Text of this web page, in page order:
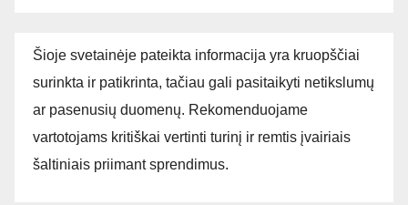
Šioje svetainėje pateikta informacija yra kruopščiai
surinkta ir patikrinta, tačiau gali pasitaikyti netikslumų
ar pasenusių duomenų. Rekomenduojame
vartotojams kritiškai vertinti turinį ir remtis įvairiais
šaltiniais priimant sprendimus.